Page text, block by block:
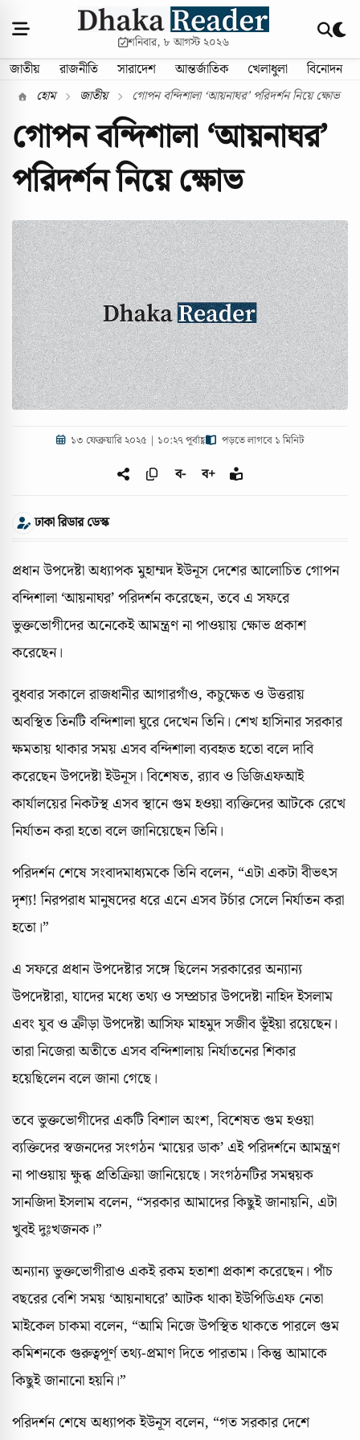
শনিবার, ৮ আগস্ট ২০২৬
জাতীয় রাজনীতি সারাদেশ আন্তর্জাতিক খেলাধুলা বিনোদন
হোম জাতীয় গোপন বন্দিশালা ‘আয়নাঘর’ পরিদর্শন নিয়ে ক্ষোভ
গোপন বন্দিশালা ‘আয়নাঘর’
পরিদর্শন নিয়ে ক্ষোভ
১৩ ফেব্রুয়ারি ২০২৫ | ১০:২৭ পূর্বাহ্ণ পড়তে লাগবে ১ মিনিট
ব- ব+
ঢাকা রিডার ডেস্ক
প্রধান উপদেষ্টা অধ্যাপক মুহাম্মদ ইউনূস দেশের আলোচিত গোপন
বন্দিশালা ‘আয়নাঘর’ পরিদর্শন করেছেন, তবে এ সফরে
ভুক্তভোগীদের অনেকেই আমন্ত্রণ না পাওয়ায় ক্ষোভ প্রকাশ
করেছেন।
বুধবার সকালে রাজধানীর আগারগাঁও, কচুক্ষেত ও উত্তরায়
অবস্থিত তিনটি বন্দিশালা ঘুরে দেখেন তিনি। শেখ হাসিনার সরকার
ক্ষমতায় থাকার সময় এসব বন্দিশালা ব্যবহৃত হতো বলে দাবি
করেছেন উপদেষ্টা ইউনূস। বিশেষত, র‍্যাব ও ডিজিএফআই
কার্যালয়ের নিকটস্থ এসব স্থানে গুম হওয়া ব্যক্তিদের আটকে রেখে
নির্যাতন করা হতো বলে জানিয়েছেন তিনি।
পরিদর্শন শেষে সংবাদমাধ্যমকে তিনি বলেন, “এটা একটা বীভৎস
দৃশ্য! নিরপরাধ মানুষদের ধরে এনে এসব টর্চার সেলে নির্যাতন করা
হতো।”
এ সফরে প্রধান উপদেষ্টার সঙ্গে ছিলেন সরকারের অন্যান্য
উপদেষ্টারা, যাদের মধ্যে তথ্য ও সম্প্রচার উপদেষ্টা নাহিদ ইসলাম
এবং যুব ও ক্রীড়া উপদেষ্টা আসিফ মাহমুদ সজীব ভূঁইয়া রয়েছেন।
তারা নিজেরা অতীতে এসব বন্দিশালায় নির্যাতনের শিকার
হয়েছিলেন বলে জানা গেছে।
তবে ভুক্তভোগীদের একটি বিশাল অংশ, বিশেষত গুম হওয়া
ব্যক্তিদের স্বজনদের সংগঠন ‘মায়ের ডাক’ এই পরিদর্শনে আমন্ত্রণ
না পাওয়ায় ক্ষুব্ধ প্রতিক্রিয়া জানিয়েছে। সংগঠনটির সমন্বয়ক
সানজিদা ইসলাম বলেন, “সরকার আমাদের কিছুই জানায়নি, এটা
খুবই দুঃখজনক।”
অন্যান্য ভুক্তভোগীরাও একই রকম হতাশা প্রকাশ করেছেন। পাঁচ
বছরের বেশি সময় ‘আয়নাঘরে’ আটক থাকা ইউপিডিএফ নেতা
মাইকেল চাকমা বলেন, “আমি নিজে উপস্থিত থাকতে পারলে গুম
কমিশনকে গুরুত্বপূর্ণ তথ্য-প্রমাণ দিতে পারতাম। কিন্তু আমাকে
কিছুই জানানো হয়নি।”
পরিদর্শন শেষে অধ্যাপক ইউনূস বলেন, “গত সরকার দেশে